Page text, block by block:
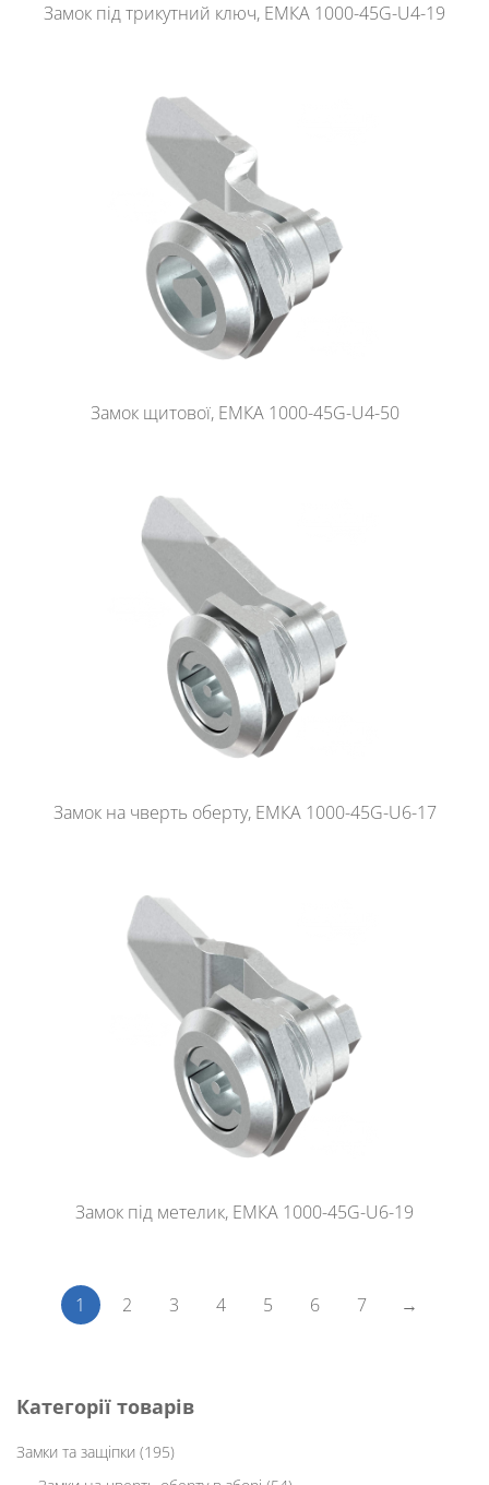
Замок під трикутний ключ, ЕМКА 1000-45G-U4-19
Замок щитової, ЕМКА 1000-45G-U4-50
Замок на чверть оберту, ЕМКА 1000-45G-U6-17
Замок під метелик, ЕМКА 1000-45G-U6-19
1 2 3 4 5 6 7 →
Категорії товарів
Замки та защіпки (195)